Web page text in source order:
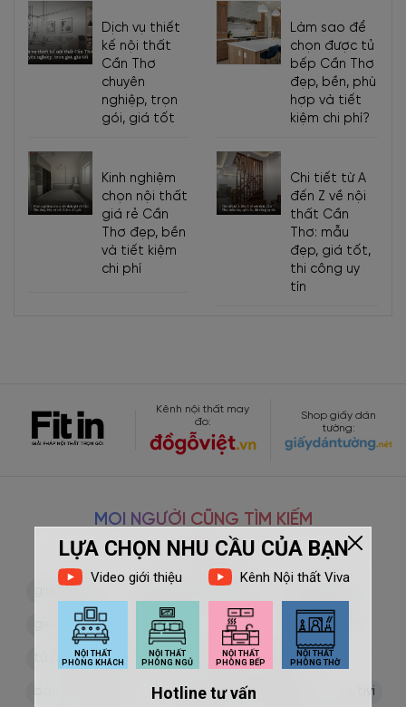
Dịch vụ thiết
kế nội thất
Cần Thơ
chuyên
nghiệp, trọn
gói, giá tốt
Làm sao để
chọn được tủ
bếp Cần Thơ
đẹp, bền, phù
hợp và tiết
kiệm chi phí?
Kinh nghiệm
chọn nội thất
giá rẻ Cần
Thơ đẹp, bền
và tiết kiệm
chi phí
Chi tiết từ A
đến Z về nội
thất Cần
Thơ: mẫu
đẹp, giá tốt,
thi công uy
tín
Kênh nội thất may
đo:
Shop giấy dán
tường:
MỌI NGƯỜI CŨNG TÌM KIẾM
giường tầng salon gỗ sofa gỗ tủ quần áo
tủ quần áo cánh kính tủ quần áo cửa lùa
bàn ghế gỗ phòng khách kệ tivi